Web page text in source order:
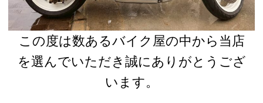
この度は数あるバイク屋の中から当店
を選んでいただき誠にありがとうござ
います。